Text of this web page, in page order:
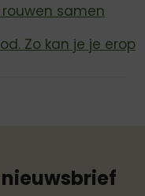
samen
Zo kan je je erop